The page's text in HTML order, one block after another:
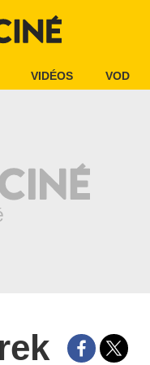
VIDÉOS VOD